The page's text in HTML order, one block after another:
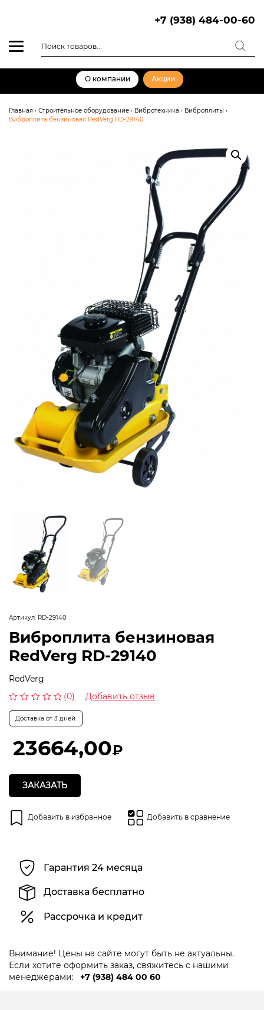
+7 (938) 484-00-60
товаров
О компании Акции
Главная • Строительное оборудование • Вибротехника • Виброплиты •
Виброплита бензиновая RedVerg RD-29140
Артикул: RD-29140
Виброплита бензиновая
RedVerg RD-29140
RedVerg
0
из
(0) Добавить отзыв
Доставка от 3 дней
23664,00₽
ЗАКАЗАТЬ
Добавить в избранное Добавить в сравнение
Гарантия 24 месяца
Доставка бесплатно
Рассрочка и кредит
Внимание! Цены на сайте могут быть не актуальны.
Если хотите оформить заказ, свяжитесь с нашими
менеджерами:
+7 (938) 484 00 60